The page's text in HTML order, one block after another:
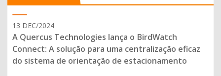
13 DEC/2024
A Quercus Technologies lança o BirdWatch
Connect: A solução para uma centralização eficaz
do sistema de orientação de estacionamento